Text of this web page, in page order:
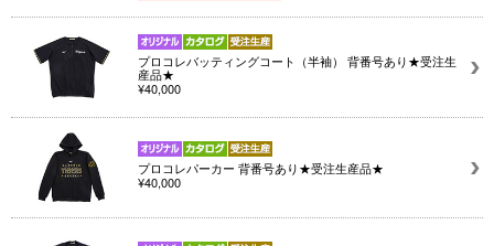
プロコレバッティングコート（半袖） 背番号あり★受注生
産品★
¥40,000
プロコレパーカー 背番号あり★受注生産品★
¥40,000